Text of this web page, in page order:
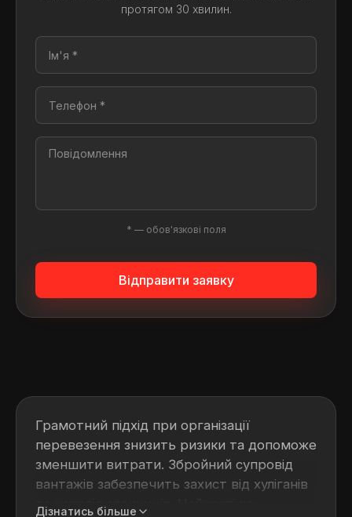
протягом 30 хвилин.
* — обов'язкові поля
Відправити заявку
Грамотний підхід при організації
перевезення знизить ризики та допоможе
зменшити витрати. Збройний супровід
вантажів забезпечить захист від хуліганів
та нападів злочинців. Найчастіше
Дізнатись більше